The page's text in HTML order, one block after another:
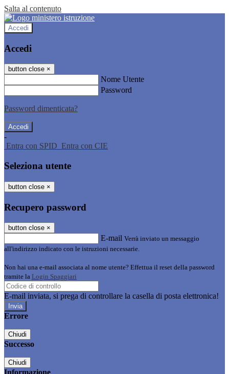
Salta al contenuto
Accedi
Accedi
button close ×
Nome Utente
Password
Password dimenticata?
-
Entra con SPID Entra con CIE
Seleziona utente
button close ×
Recupero password
button close ×
E-mail Verrà inviato un messaggio
all'indirizzo indicato con le istruzioni necessarie.
Non hai una e-mail associata al nome utente? Effettua il reset della password
tramite la Login Spaggiari
E-mail inviata, si prega di controllare la casella di posta elettronica!
Errore
Chiudi
Successo
Chiudi